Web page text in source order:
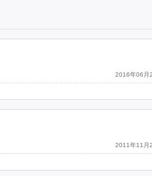
2016年06月
2011年11月